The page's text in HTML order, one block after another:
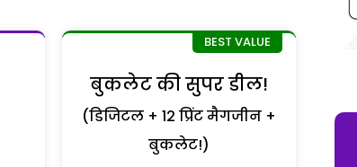
बुकलेट की सुपर डील!
(डिजिटल + 12 प्रिंट मैगजीन +
बुकलेट!)